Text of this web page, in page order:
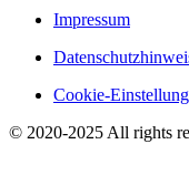
Impressum
Cookie-
© 2020-2025 All rights